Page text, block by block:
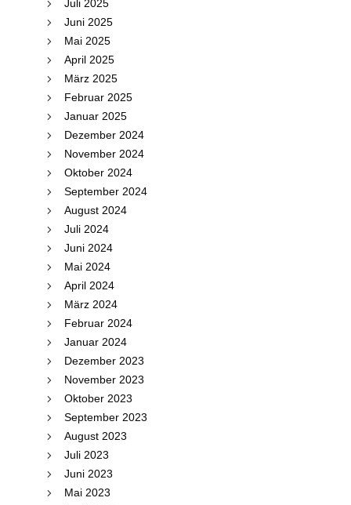
Juli 2025
Juni 2025
Mai 2025
April 2025
März 2025
Februar 2025
Januar 2025
Dezember 2024
November 2024
Oktober 2024
September 2024
August 2024
Juli 2024
Juni 2024
Mai 2024
April 2024
März 2024
Februar 2024
Januar 2024
Dezember 2023
November 2023
Oktober 2023
September 2023
August 2023
Juli 2023
Juni 2023
Mai 2023